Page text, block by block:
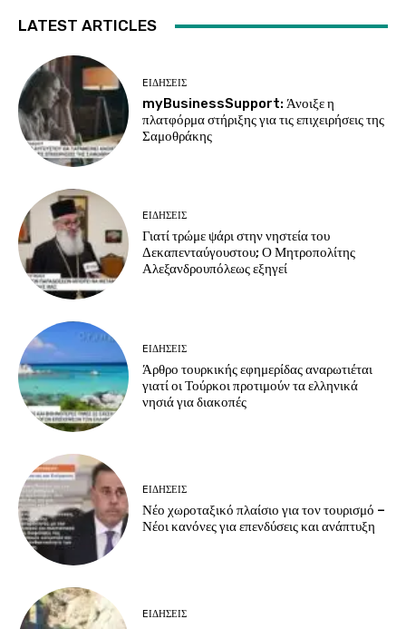
LATEST ARTICLES
EΙΔΗΣΕΙΣ
myBusinessSupport: Άνοιξε η
πλατφόρμα στήριξης για τις επιχειρήσεις της
Σαμοθράκης
EΙΔΗΣΕΙΣ
Γιατί τρώμε ψάρι στην νηστεία του
Δεκαπενταύγουστου; Ο Μητροπολίτης
Αλεξανδρουπόλεως εξηγεί
EΙΔΗΣΕΙΣ
Άρθρο τουρκικής εφημερίδας αναρωτιέται
γιατί οι Τούρκοι προτιμούν τα ελληνικά
νησιά για διακοπές
EΙΔΗΣΕΙΣ
Νέο χωροταξικό πλαίσιο για τον τουρισμό –
Νέοι κανόνες για επενδύσεις και ανάπτυξη
EΙΔΗΣΕΙΣ